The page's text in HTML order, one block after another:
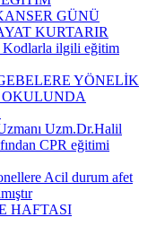
GÜNÜ
KURTARIR
Kodlarla ilgili eğitim
YÖNELİK
Uzm.Dr.Halil
CPR eğitimi
Acil durum afet
HAFTASI